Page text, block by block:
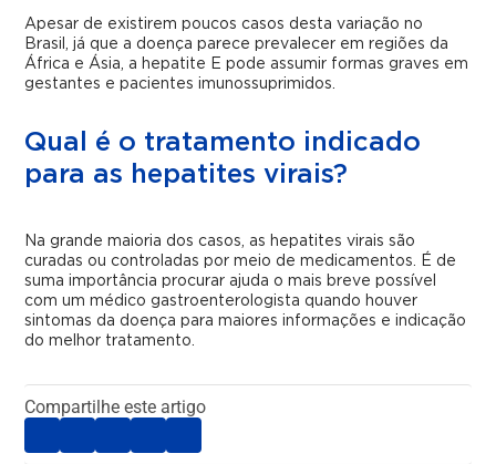
Apesar de existirem poucos casos desta variação no
Brasil, já que a doença parece prevalecer em regiões da
África e Ásia, a hepatite E pode assumir formas graves em
gestantes e pacientes imunossuprimidos.
Qual é o tratamento indicado
para as hepatites virais?
Na grande maioria dos casos, as hepatites virais são
curadas ou controladas por meio de medicamentos. É de
suma importância procurar ajuda o mais breve possível
com um médico gastroenterologista quando houver
sintomas da doença para maiores informações e indicação
do melhor tratamento.
Compartilhe este artigo